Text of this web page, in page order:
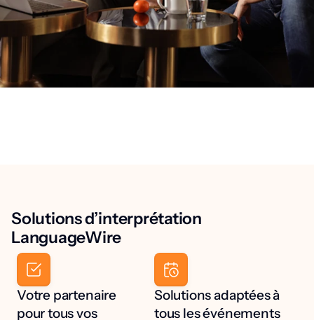
Solutions d’interprétation
LanguageWire
Votre partenaire
pour tous vos
Solutions adaptées à
tous les événements